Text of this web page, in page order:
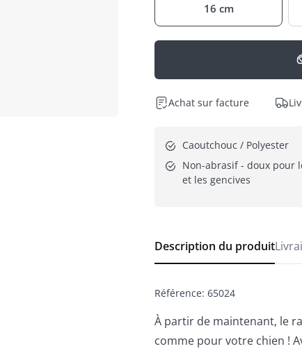
16 cm
Achat sur facture
Caoutchouc / Polyester
Non-abrasif - doux pour
et les gencives
Description du produit
Référence: 65024
À partir de maintenant, le
comme pour votre chien !